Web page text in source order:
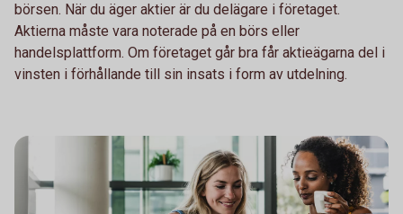
börsen. När du äger aktier är du delägare i företaget.
Aktierna måste vara noterade på en börs eller
handelsplattform. Om företaget går bra får aktieägarna del i
vinsten i förhållande till sin insats i form av utdelning.